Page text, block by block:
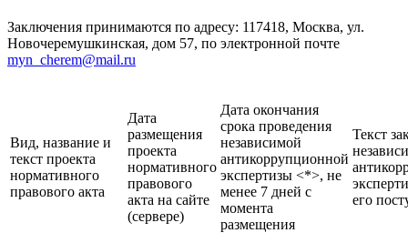
Заключения принимаются по адресу: 117418, Москва, ул.
Новочеремушкинская, дом 57, по электронной почте
myn_cherem@mail.ru
Вид, название и
текст проекта
нормативного
правового акта
Дата
размещения
проекта
нормативного
правового
акта на сайте
(сервере)
Дата окончания
срока проведения
независимой
антикоррупционной
экспертизы <*>, не
менее 7 дней с
момента
размещения
Текст
его